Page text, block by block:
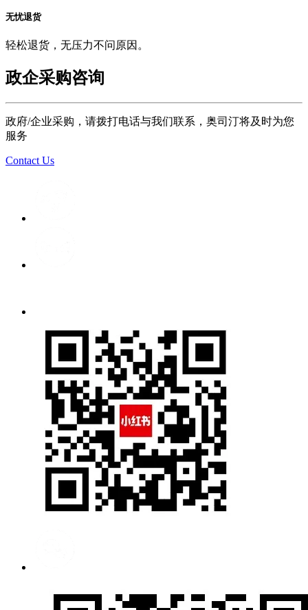
无忧退货
轻松退货，无压力不问原因。
政企采购咨询
政府/企业采购，请拨打电话与我们联系，奥司汀将及时为您
服务
Contact Us